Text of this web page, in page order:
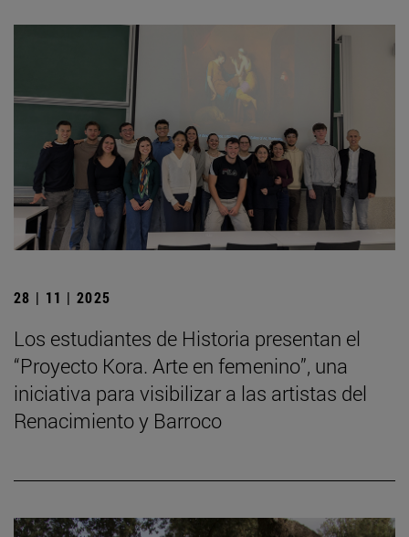
28 | 11 | 2025
Los estudiantes de Historia presentan el
“Proyecto Kora. Arte en femenino”, una
iniciativa para visibilizar a las artistas del
Renacimiento y Barroco